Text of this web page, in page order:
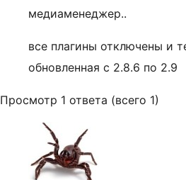
медиаменеджер..
все плагины отключены и
обновленная с 2.8.6 по 2.9
Просмотр 1 ответа (всего 1)